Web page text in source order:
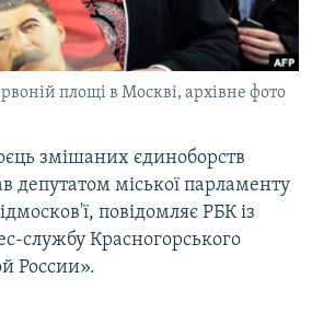
КРИМУплощі в Москві, архівне фото
змішаних єдиноборств
депутатом міської парламенту
повідомляє РБК із
службу Красногорського
России».